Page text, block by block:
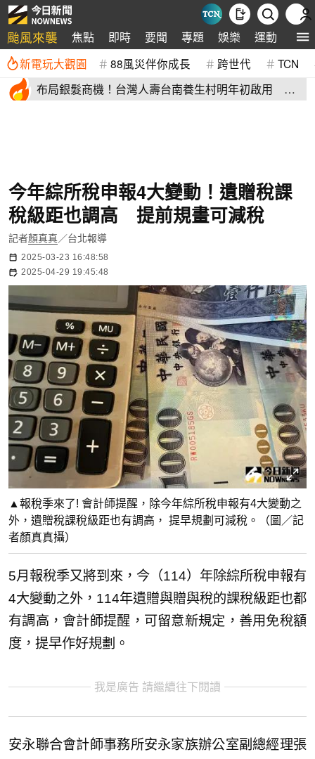
颱風來襲 焦點 即時 要聞 專題 娛樂 運動 全球
新電玩大觀園 88風災伴你成長 跨世代 TCN
布局銀髮商機！台灣人壽台南養生村明年初啟用 月
今年綜所稅申報4大變動！遺贈稅課
稅級距也調高 提前規畫可減稅
記者顏真真／台北報導
2025-03-23 16:48:58
2025-04-29 19:45:48
▲報稅季來了! 會計師提醒，除今年綜所稅申報有4大變動之
外，遺贈稅課稅級距也有調高， 提早規劃可減稅。（圖／記
者顏真真攝）
5月報稅季又將到來，今（114）年除綜所稅申報有
4大變動之外，114年遺贈與贈與稅的課稅級距也都
有調高，會計師提醒，可留意新規定，善用免稅額
度，提早作好規劃。
我是廣告 請繼續往下閱讀
安永聯合會計師事務所安永家族辦公室副總經理張